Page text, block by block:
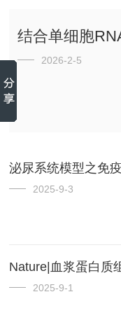
2026-2-5
泌尿系统模型之免
2025-9-3
Nature|血浆蛋白质
2025-9-1